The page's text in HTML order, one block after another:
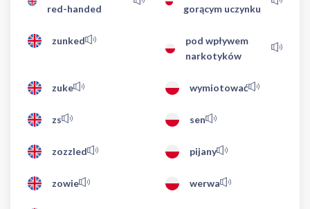
red-handed
gorącym uczynku
zunked
pod wpływem
narkotyków
zuke wymiotować
zs sen
zozzled pijany
zowie werwa